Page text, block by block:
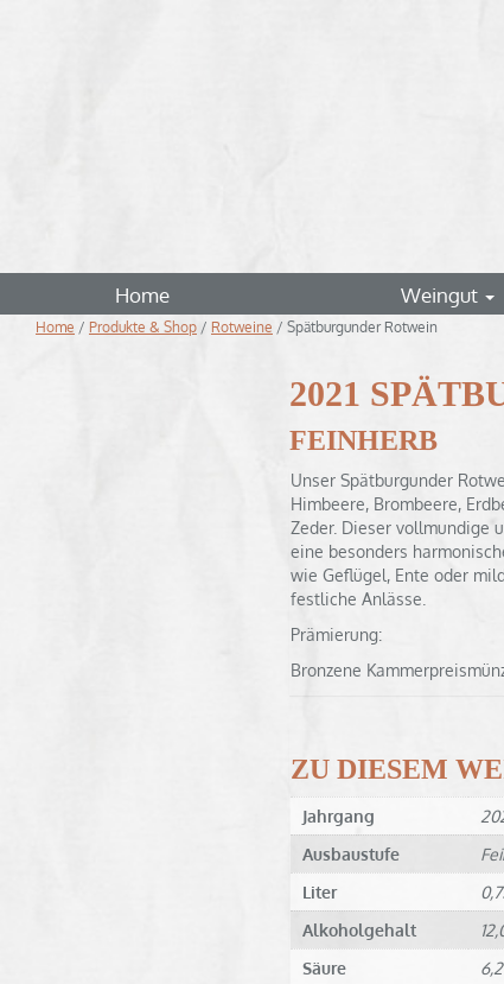
Home Weingut
Home / Produkte & Shop / Rotweine / Spätburgunder Rotwein
2021
FEINHERB
Unser Spätburgunder
Himbeere, Brombeere,
Zeder. Dieser vollmundige
eine besonders
wie Geflügel, Ente oder
festliche Anlässe.
Prämierung:
Bronzene
ZU DIESEM
Jahrgang
Ausbaustufe
Liter
Alkoholgehalt
Säure